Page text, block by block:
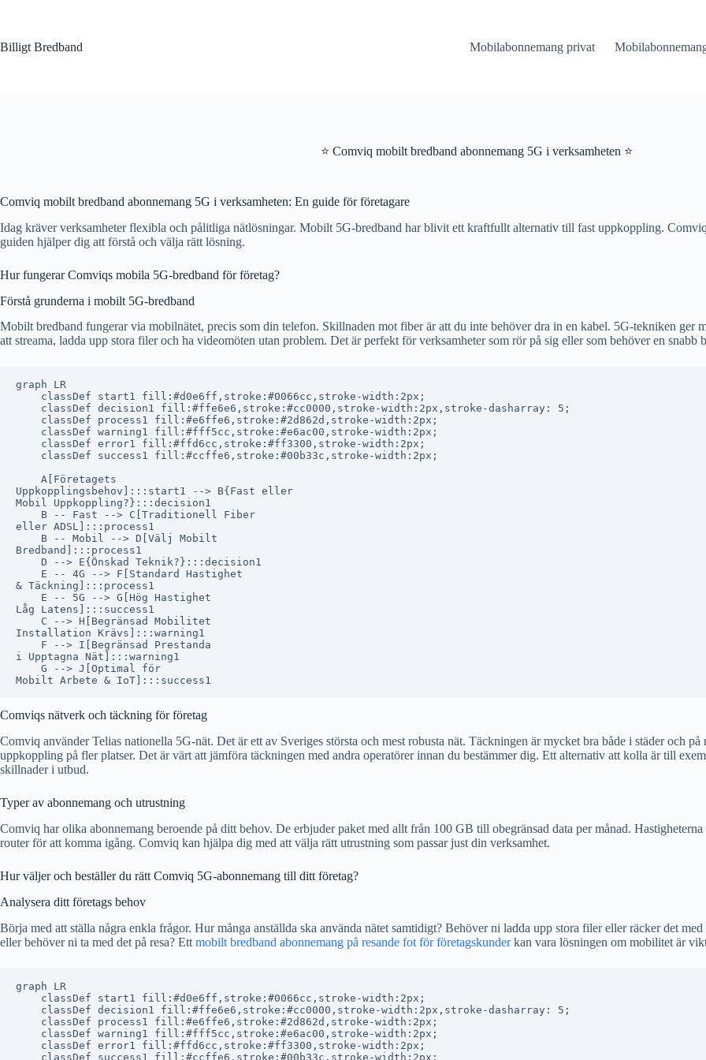
Billigt Bredband
Mobilabonnemang privat
⭐ Comviq mobilt bredband abonnemang 5G i verksamheten ⭐
Comviq mobilt bredband abonnemang 5G i verksamheten: En guide för företagare
Idag kräver verksamheter flexibla och pålitliga nätlösningar. Mobilt 5G-bredband har blivit ett kraftfullt alternativ till fast uppkoppling.
guiden hjälper dig att förstå och välja rätt lösning.
Hur fungerar Comviqs mobila 5G-bredband för företag?
Förstå grunderna i mobilt 5G-bredband
Mobilt bredband fungerar via mobilnätet, precis som din telefon. Skillnaden mot fiber är att du inte behöver dra in en kabel. 5G-tekniken
att streama, ladda upp stora filer och ha videomöten utan problem. Det är perfekt för verksamheter som rör på sig eller som behöver en snabb
graph LR
    classDef start1 fill:#d0e6ff,stroke:#0066cc,stroke-width:2px;
    classDef decision1 fill:#ffe6e6,stroke:#cc0000,stroke-width:2px,stroke-dasharray: 5;
    classDef process1 fill:#e6ffe6,stroke:#2d862d,stroke-width:2px;
    classDef warning1 fill:#fff5cc,stroke:#e6ac00,stroke-width:2px;
    classDef error1 fill:#ffd6cc,stroke:#ff3300,stroke-width:2px;
    classDef success1 fill:#ccffe6,stroke:#00b33c,stroke-width:2px;
    A[Företagets
Uppkopplingsbehov]:::start1 --> B{Fast eller
Mobil Uppkoppling?}:::decision1
    B -- Fast --> C[Traditionell Fiber
eller ADSL]:::process1
    B -- Mobil --> D[Välj Mobilt
Bredband]:::process1
    D --> E{Önskad Teknik?}:::decision1
    E -- 4G --> F[Standard Hastighet
& Täckning]:::process1
    E -- 5G --> G[Hög Hastighet
Låg Latens]:::success1
    C --> H[Begränsad Mobilitet
Installation Krävs]:::warning1
    F --> I[Begränsad Prestanda
i Upptagna Nät]:::warning1
    G --> J[Optimal för
Comviqs nätverk och täckning för företag
Comviq använder Telias nationella 5G-nät. Det är ett av Sveriges största och mest robusta nät. Täckningen är mycket bra både i städer och
uppkoppling på fler platser. Det är värt att jämföra täckningen med andra operatörer innan du bestämmer dig. Ett alternativ att kolla är till
skillnader i utbud.
Typer av abonnemang och utrustning
Comviq har olika abonnemang beroende på ditt behov. De erbjuder paket med allt från 100 GB till obegränsad data per månad.
router för att komma igång. Comviq kan hjälpa dig med att välja rätt utrustning som passar just din verksamhet.
Hur väljer och beställer du rätt Comviq 5G-abonnemang till ditt företag?
Analysera ditt företags behov
Börja med att ställa några enkla frågor. Hur många anställda ska använda nätet samtidigt? Behöver ni ladda upp stora filer eller räcker det
eller behöver ni ta med det på resa? Ett mobilt bredband abonnemang på resande fot för företagskunderkan vara lösningen om mobilitet är
graph LR
    classDef start1 fill:#d0e6ff,stroke:#0066cc,stroke-width:2px;
    classDef decision1 fill:#ffe6e6,stroke:#cc0000,stroke-width:2px,stroke-dasharray: 5;
    classDef process1 fill:#e6ffe6,stroke:#2d862d,stroke-width:2px;
    classDef warning1 fill:#fff5cc,stroke:#e6ac00,stroke-width:2px;
    classDef error1 fill:#ffd6cc,stroke:#ff3300,stroke-width:2px;
    classDef success1 fill:#ccffe6,stroke:#00b33c,stroke-width:2px;